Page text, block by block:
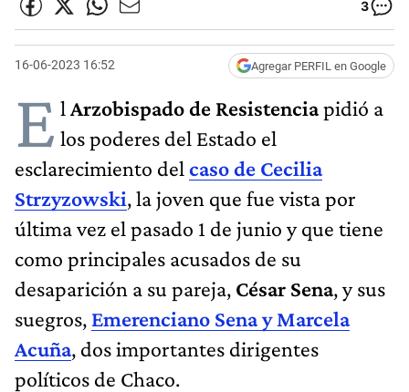
3
16-06-2023 16:52 Agregar PERFIL en Google
E l Arzobispado de Resistenciapidió a
los poderes del Estado el
esclarecimiento del caso de Cecilia
Strzyzowski, la joven que fue vista por
última vez el pasado 1 de junio y que tiene
como principales acusados de su
desaparición a su pareja, César Sena, y sus
suegros, Emerenciano Sena y Marcela
Acuña, dos importantes dirigentes
políticos de Chaco.